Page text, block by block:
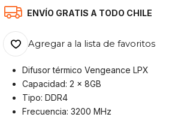
ENVÍO GRATIS A TODO CHILE
Agregar a la lista de favoritos
Difusor térmico Vengeance LPX
Capacidad: 2 x 8GB
Tipo: DDR4
Frecuencia: 3200 MHz